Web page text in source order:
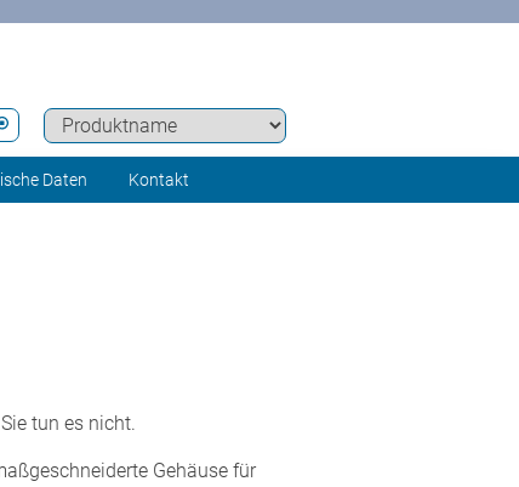
Daten Kontakt
tun es nicht.
Gehäuse für